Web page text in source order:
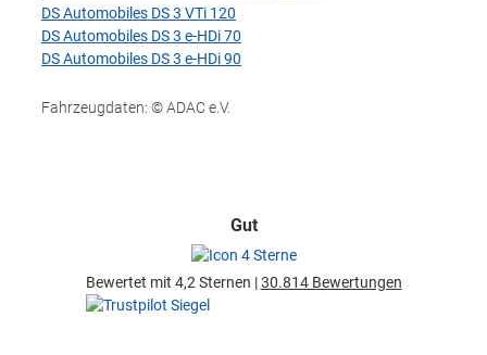
DS Automobiles DS 3 VTi 120
DS Automobiles DS 3 e-HDi 70
DS Automobiles DS 3 e-HDi 90
Fahrzeugdaten: © ADAC e.V.
Gut
Bewertet mit 4,2 Sternen |30.814 Bewertungen